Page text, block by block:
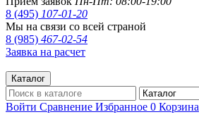
8 (495) 107-01-20
Мы на связи со всей страной
8 (985) 467-02-54
Заявка на расчет
Каталог
Войти Сравнение Избранное 0 Корзина